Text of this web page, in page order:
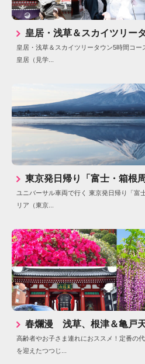
皇居・浅草＆スカイツリー
皇居・浅草＆スカイツリータウン5時間コ
皇居（見学...
東京発日帰り「富士・箱根
ユニバーサル車両で行く 東京発日帰り「富
リア（東京...
春爛漫 浅草、根津＆亀戸
高齢者やお子さま連れにおススメ！定番の
を迎えたつつじ...